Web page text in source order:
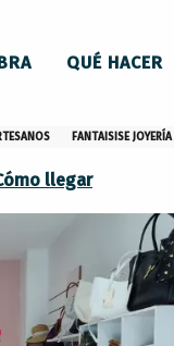
QUÉ HACER
FANTAISISE
llegar